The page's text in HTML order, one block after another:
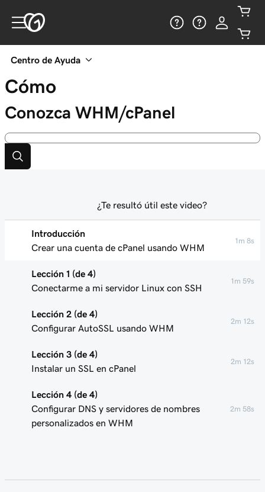
Centro de Ayuda
Cómo
Conozca WHM/cPanel
Introducción
Crear una cuenta de cPanel usando WHM
1m 8s
Lección 1 (de 4)
Conectarme a mi servidor Linux con SSH
1m 59s
Lección 2 (de 4)
Configurar AutoSSL usando WHM
2m 12s
Lección 3 (de 4)
Instalar un SSL en cPanel
2m 12s
Lección 4 (de 4)
Configurar DNS y servidores de nombres
personalizados en WHM
2m 58s
¿Te resultó útil este video?